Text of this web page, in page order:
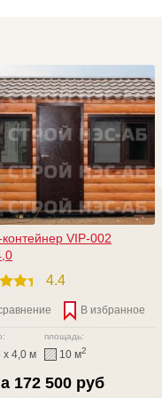
VIP-002
4.4
В избранное
x 4,0 м
площадь:
10 м2
172 500 руб